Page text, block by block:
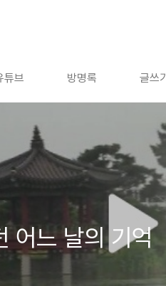
튜브 방명록 글쓰기
어느 날의 기억